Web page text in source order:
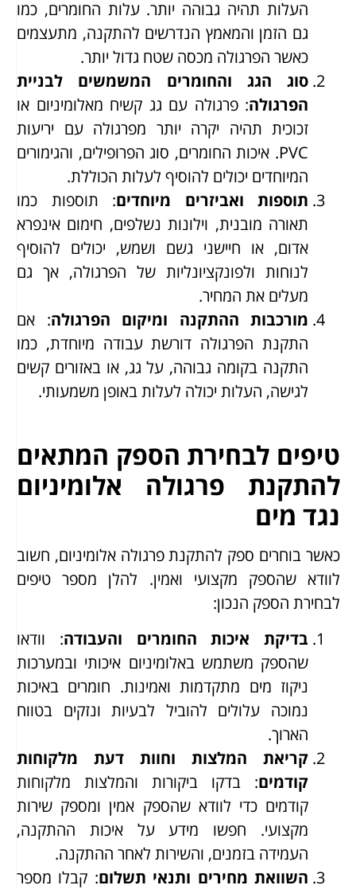
העלות תהיה גבוהה יותר. עלות החומרים, כמו
גם הזמן והמאמץ הנדרשים להתקנה, מתעצמים
כאשר הפרגולה מכסה שטח גדול יותר.
סוג הגג והחומרים המשמשים לבניית
הפרגולה: פרגולה עם גג קשיח מאלומיניום או
זכוכית תהיה יקרה יותר מפרגולה עם יריעות
PVC. איכות החומרים, סוג הפרופילים, והגימורים
המיוחדים יכולים להוסיף לעלות הכוללת.
תוספות ואביזרים מיוחדים: תוספות כמו
תאורה מובנית, וילונות נשלפים, חימום אינפרא
אדום, או חיישני גשם ושמש, יכולים להוסיף
לנוחות ולפונקציונליות של הפרגולה, אך גם
מעלים את המחיר.
מורכבות ההתקנה ומיקום הפרגולה: אם
התקנת הפרגולה דורשת עבודה מיוחדת, כמו
התקנה בקומה גבוהה, על גג, או באזורים קשים
לגישה, העלות יכולה לעלות באופן משמעותי.
טיפים לבחירת הספק המתאים
להתקנת פרגולה אלומיניום
נגד מים
כאשר בוחרים ספק להתקנת פרגולה אלומיניום, חשוב
לוודא שהספק מקצועי ואמין. להלן מספר טיפים
לבחירת הספק הנכון:
בדיקת איכות החומרים והעבודה: וודאו
שהספק משתמש באלומיניום איכותי ובמערכות
ניקוז מים מתקדמות ואמינות. חומרים באיכות
נמוכה עלולים להוביל לבעיות ונזקים בטווח
הארוך.
קריאת המלצות וחוות דעת מלקוחות
קודמים: בדקו ביקורות והמלצות מלקוחות
קודמים כדי לוודא שהספק אמין ומספק שירות
מקצועי. חפשו מידע על איכות ההתקנה,
העמידה בזמנים, והשירות לאחר ההתקנה.
השוואת מחירים ותנאי תשלום: קבלו מספר